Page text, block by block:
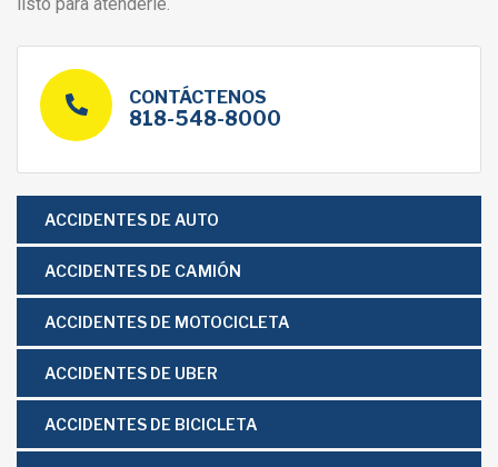
CONTÁCTENOS
818-548-8000
ACCIDENTES DE AUTO
ACCIDENTES DE CAMIÓN
ACCIDENTES DE MOTOCICLETA
ACCIDENTES DE UBER
ACCIDENTES DE BICICLETA